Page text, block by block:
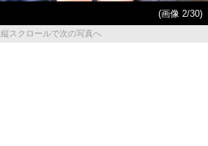
(画像 2/30)
縦スクロールで次の写真へ